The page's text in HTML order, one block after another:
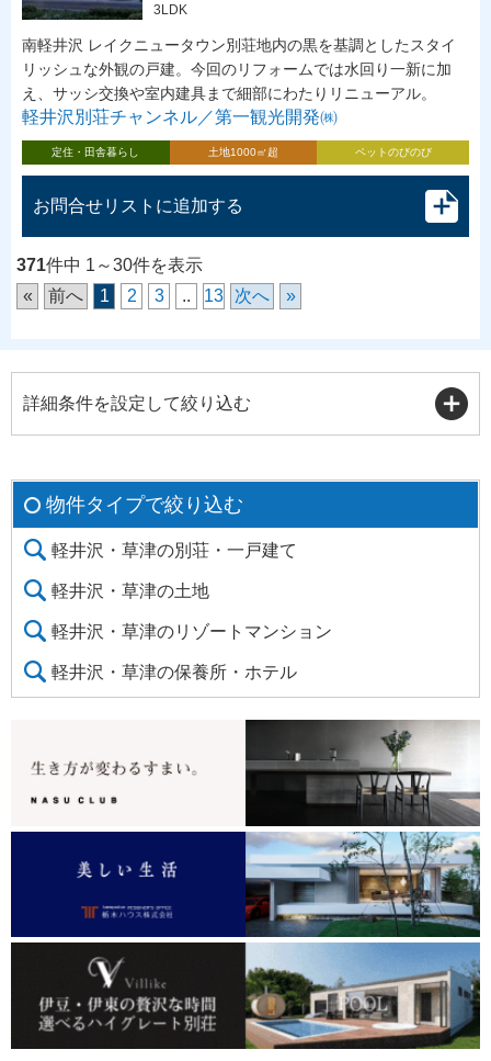
3LDK
南軽井沢 レイクニュータウン別荘地内の黒を基調としたスタイ
リッシュな外観の戸建。今回のリフォームでは水回り一新に加
え、サッシ交換や室内建具まで細部にわたりリニューアル。
軽井沢別荘チャンネル／第一観光開発㈱
定住・田舎暮らし 土地1000㎡超 ペットのびのび
お問合せリストに追加する
371件中 1～30件を表示
«
前へ 1 2 3 .. 13 次へ »
詳細条件を設定して絞り込む
物件タイプで絞り込む
軽井沢・草津の別荘・一戸建て
軽井沢・草津の土地
軽井沢・草津のリゾートマンション
軽井沢・草津の保養所・ホテル